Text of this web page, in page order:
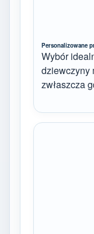
Personalizowane
Wybór
dziewczyny
zwłaszcza